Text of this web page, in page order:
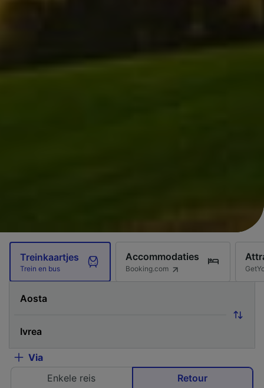
Treinkaartjes
Trein en bus
Accommodaties
Booking.com
Via
Enkele reis
Retour